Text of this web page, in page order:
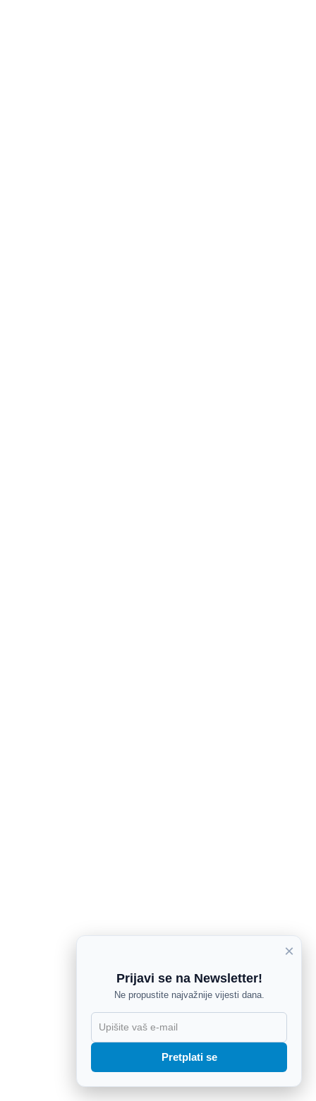
×
Prijavi se na Newsletter!
Ne propustite najvažnije vijesti dana.
Pretplati se